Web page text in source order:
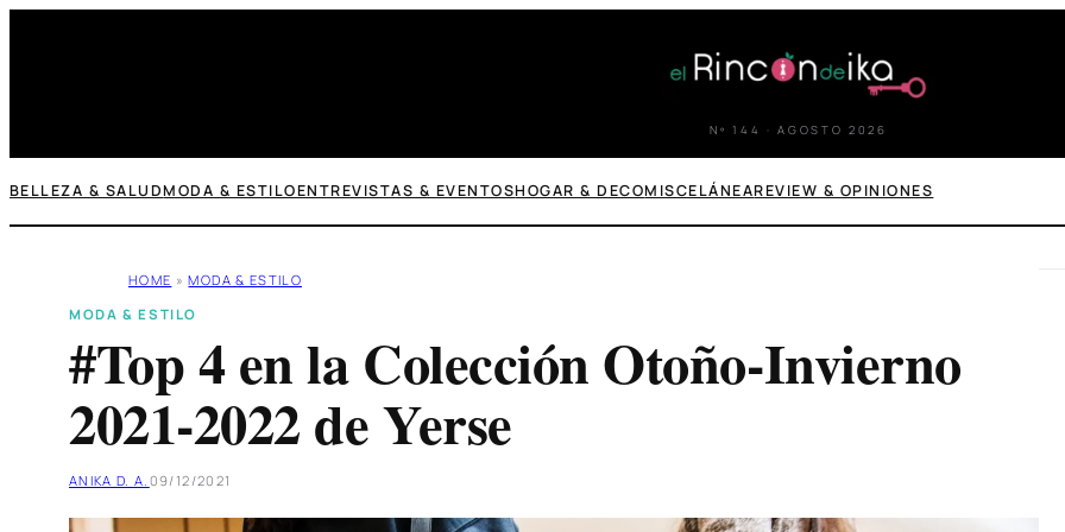
Nº 144 · AGOSTO 2026
BELLEZA & SALUDMODA & ESTILOENTREVISTAS & EVENTOSHOGAR & DECOMISCELÁNEAREVIEW & OPINIONES
HOME » MODA & ESTILO
MODA & ESTILO
#Top 4 en la Colección Otoño-Invierno
2021-2022 de Yerse
ANIKA D. A. 09/12/2021